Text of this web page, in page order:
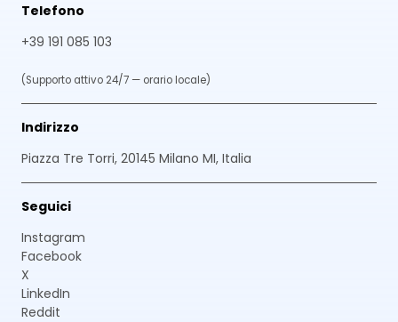
Telefono
+39 191 085 103
(Supporto attivo 24/7 — orario locale)
Indirizzo
Piazza Tre Torri, 20145 Milano MI, Italia
Seguici
Instagram
Facebook
X
LinkedIn
Reddit